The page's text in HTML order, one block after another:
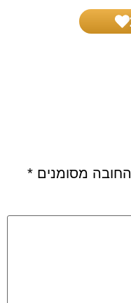
מסומנים *